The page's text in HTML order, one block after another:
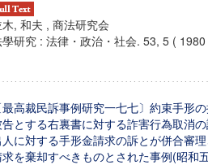
ス教育研究センター
的教育研究拠点
サイエンス」
木, 和夫 , 商法研究会
研究 : 法律・政治・社会. 53, 5 (
最高裁民訴事例研究一七七〕約束手形
とする右裏書に対する詐害行為取消
に対する手形金請求の訴とが併合審
を棄却すべきものとされた事例(昭和